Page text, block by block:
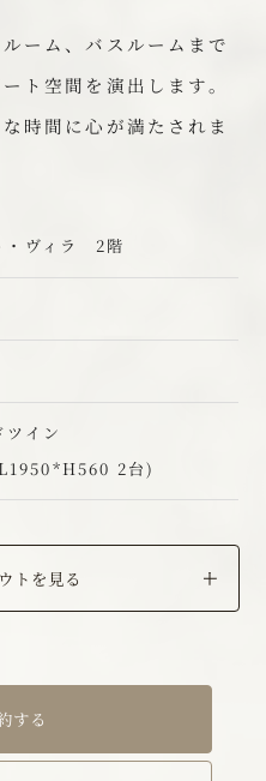
ーム、バスルームまで
ト空間を演出します。
時間に心が満たされま
・ヴィラ 2階
ツイン
2台)
トを見る
する